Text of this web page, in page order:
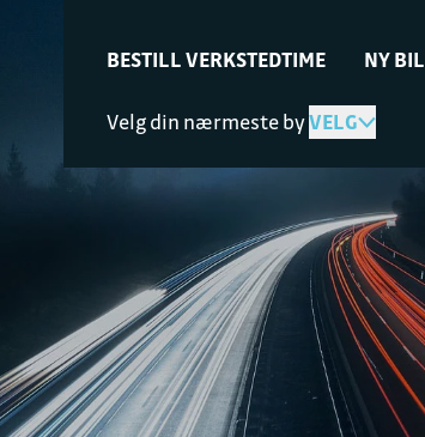
BESTILL VERKSTEDTIME NY BIL
Velg din nærmeste byVELG